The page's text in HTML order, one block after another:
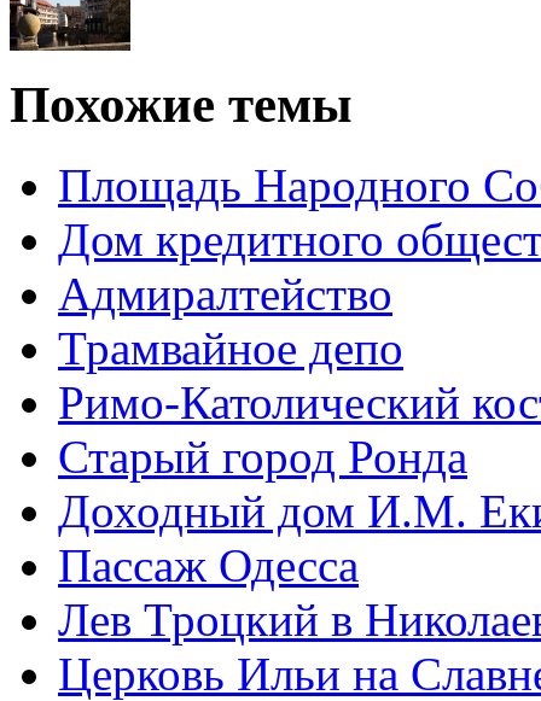
Похожие темы
Площадь Народного
Дом кредитного
Адмиралтейство
Трамвайное депо
Римо-Католический
Старый город Ронда
Доходный дом И.М.
Пассаж Одесса
Лев Троцкий в
Церковь Ильи на